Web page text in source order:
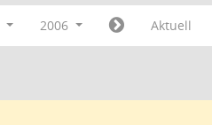
2006 Aktuell